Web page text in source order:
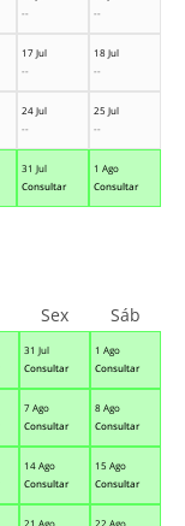
--
--
17 Jul
--
18 Jul
--
24 Jul
--
25 Jul
--
31 Jul
Consultar
1 Ago
Consultar
31 Jul
Consultar
1 Ago
Consultar
7 Ago
Consultar
8 Ago
Consultar
14 Ago
Consultar
15 Ago
Consultar
21 Ago
22 Ago
Sex Sáb